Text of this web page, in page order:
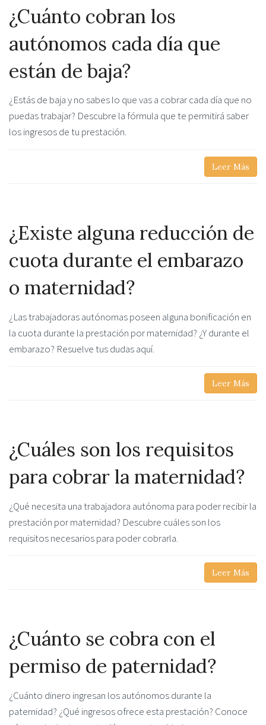
¿Cuánto cobran los
autónomos cada día que
están de baja?
¿Estás de baja y no sabes lo que vas a cobrar cada día que no
puedas trabajar? Descubre la fórmula que te permitirá saber
los ingresos de tu prestación.
Leer Más
¿Existe alguna reducción de
cuota durante el embarazo
o maternidad?
¿Las trabajadoras autónomas poseen alguna bonificación en
la cuota durante la prestación por maternidad? ¿Y durante el
embarazo? Resuelve tus dudas aquí.
Leer Más
¿Cuáles son los requisitos
para cobrar la maternidad?
¿Qué necesita una trabajadora autónoma para poder recibir la
prestación por maternidad? Descubre cuáles son los
requisitos necesarios para poder cobrarla.
Leer Más
¿Cuánto se cobra con el
permiso de paternidad?
¿Cuánto dinero ingresan los autónomos durante la
paternidad? ¿Qué ingresos ofrece esta prestación? Conoce